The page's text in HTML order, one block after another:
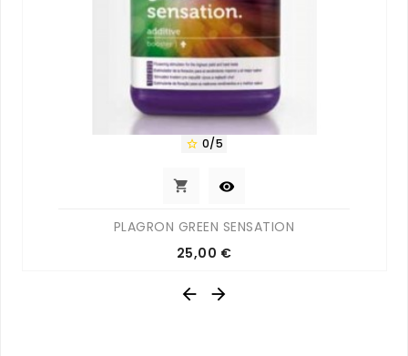
 0/5
 
PLAGRON GREEN SENSATION
Prix
25,00 €
 